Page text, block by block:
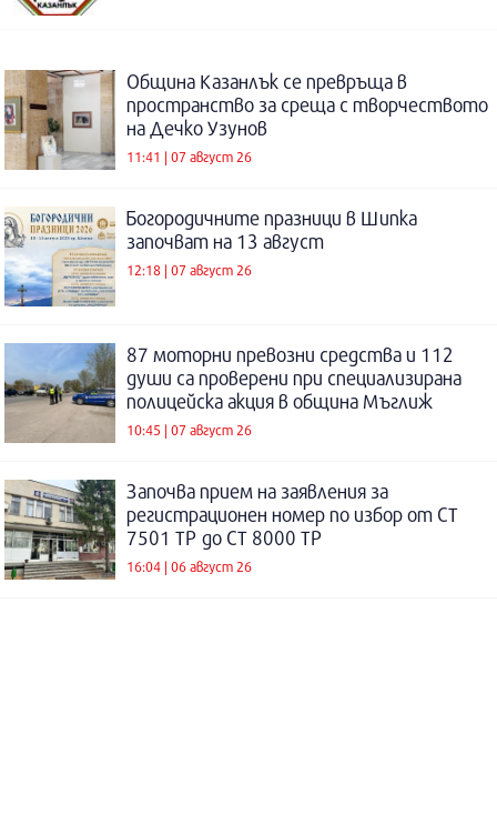
Община Казанлък се превръща в
пространство за среща с творчеството
на Дечко Узунов
11:41 | 07 август 26
Богородичните празници в Шипка
започват на 13 август
12:18 | 07 август 26
87 моторни превозни средства и 112
души са проверени при специализирана
полицейска акция в община Мъглиж
10:45 | 07 август 26
Започва прием на заявления за
регистрационен номер по избор от СТ
7501 ТР до СТ 8000 ТР
16:04 | 06 август 26